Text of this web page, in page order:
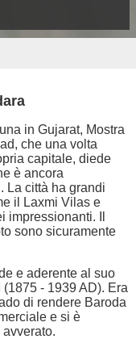
in Gujarat, Mostra
che una volta
capitale, diede
è ancora
La città ha grandi
il Laxmi Vilas e
impressionanti. Il
sono sicuramente
e aderente al suo
- 1939 AD). Era
di rendere Baroda
e si è